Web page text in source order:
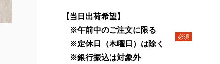
【当日出荷希望】
※午前中のご注文に限る
※定休日（木曜日）は除く
※銀行振込は対象外